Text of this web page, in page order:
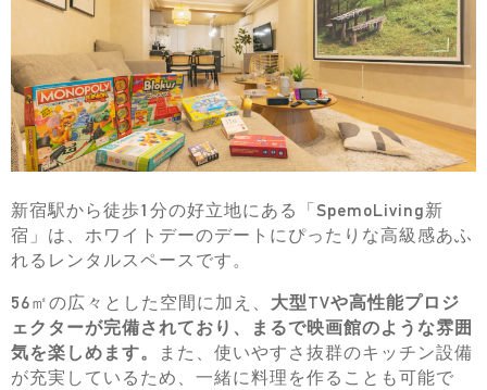
新宿駅から徒歩1分の好立地にある「SpemoLiving新
宿」は、ホワイトデーのデートにぴったりな高級感あふ
れるレンタルスペースです。
56㎡の広々とした空間に加え、 大型TVや高性能プロジ
ェクターが完備されており、まるで映画館のような雰囲
気を楽しめます。
また、使いやすさ抜群のキッチン設備
が充実しているため、一緒に料理を作ることも可能で